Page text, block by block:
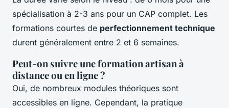
spécialisation à 2-3 ans pour un CAP complet. Les
formations courtes de perfectionnement technique
durent généralement entre 2 et 6 semaines.
Peut-on suivre une formation artisan à
distance ou en ligne ?
Oui, de nombreux modules théoriques sont
accessibles en ligne. Cependant, la pratique